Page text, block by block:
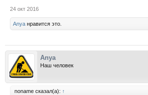
24 окт 2016
Anya нравится это.
Anya
Наш человек
noname сказал(а): ↑